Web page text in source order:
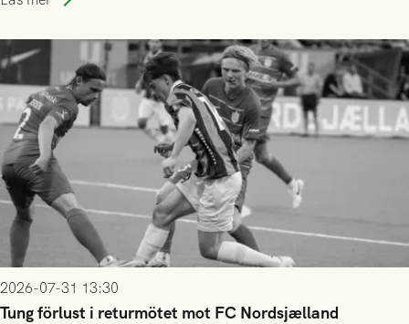
2026-07-31 13:30
Tung förlust i returmötet mot FC Nordsjælland